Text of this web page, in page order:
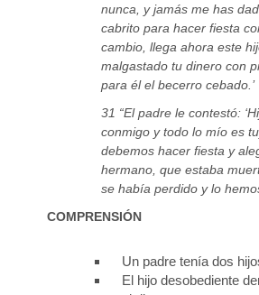
nunca, y jamás me has
cabrito para hacer fiesta
cambio, llega ahora este
malgastado tu dinero con
para él el becerro cebado.’
31 “El padre le contestó:
conmigo y todo lo mío es
debemos hacer fiesta y
hermano, que estaba
se había perdido y lo
COMPRENSIÓN
Un padre tenía dos
El hijo desobediente